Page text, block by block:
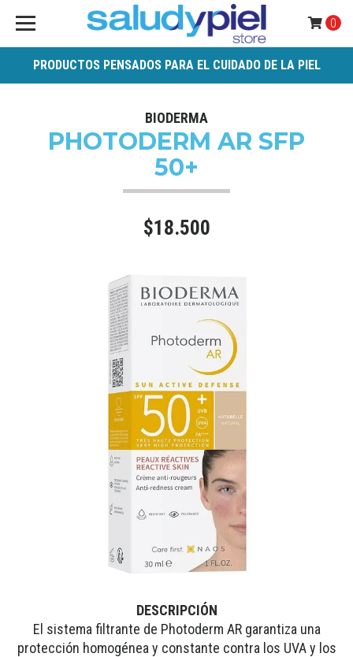
PRODUCTOS PENSADOS PARA EL CUIDADO DE LA PIEL
0
BIODERMA
PHOTODERM AR SFP
50+
$18.500
DESCRIPCIÓN
El sistema filtrante de Photoderm AR garantiza una
protección homogénea y constante contra los UVA y los